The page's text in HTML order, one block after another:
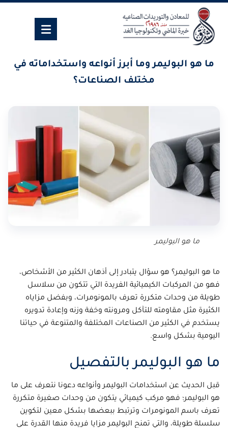
ما هو البوليمر وما أبرز أنواعه واستخداماته في
مختلف الصناعات؟
ما هو البوليمر
ما هو البوليمر؟ هو سؤال يتبادر إلى أذهان الكثير من الأشخاص،
فهو من المركبات الكيميائية الفريدة التي تتكون من سلاسل
طويلة من وحدات متكررة تعرف بالمونومرات، وبفضل مزاياه
الكثيرة مثل مقاومته للتآكل ومرونته وخفة وزنه وإعادة تدويره
يستخدم في الكثير من الصناعات المختلفة والمتنوعة في حياتنا
اليومية بشكل واسع.
ما هو البوليمر بالتفصيل
قبل الحديث عن استخدامات البوليمر وأنواعه دعونا نتعرف على ما
هو البوليمر؛ فهو مركب كيميائي يتكون من وحدات صغيرة متكررة
تعرف باسم المونومرات وترتبط ببعضها بشكل معين لتكوين
سلسلة طويلة، والتي تمنح البوليمر مزايا فريدة منها القدرة على